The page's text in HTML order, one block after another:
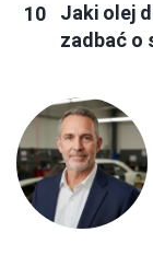
Jaki olej
zadbać o